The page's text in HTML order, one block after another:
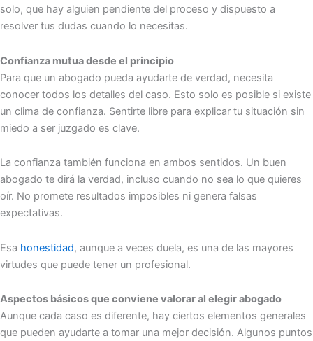
solo, que hay alguien pendiente del proceso y dispuesto a
resolver tus dudas cuando lo necesitas.
Confianza mutua desde el principio
Para que un abogado pueda ayudarte de verdad, necesita
conocer todos los detalles del caso. Esto solo es posible si existe
un clima de confianza. Sentirte libre para explicar tu situación sin
miedo a ser juzgado es clave.
La confianza también funciona en ambos sentidos. Un buen
abogado te dirá la verdad, incluso cuando no sea lo que quieres
oír. No promete resultados imposibles ni genera falsas
expectativas.
Esa honestidad, aunque a veces duela, es una de las mayores
virtudes que puede tener un profesional.
Aspectos básicos que conviene valorar al elegir abogado
Aunque cada caso es diferente, hay ciertos elementos generales
que pueden ayudarte a tomar una mejor decisión. Algunos puntos